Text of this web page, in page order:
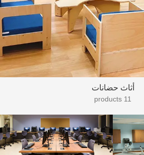
أثاث حضانات
11 products